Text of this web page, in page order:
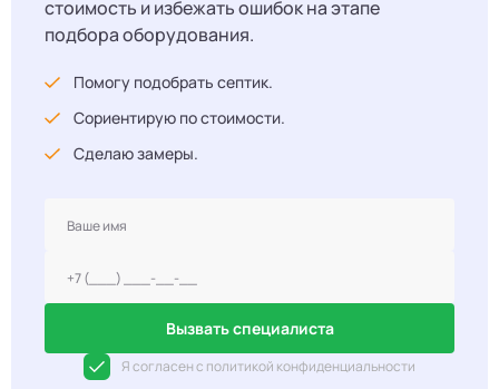
стоимость и избежать ошибок на этапе
подбора оборудования.
Помогу подобрать септик.
Сориентирую по стоимости.
Сделаю замеры.
Вызвать специалиста
Я согласен с политикой конфиденциальности